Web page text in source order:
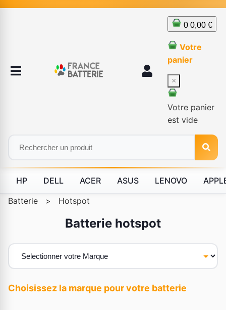
0 0,00 €
Votre
panier
×
Votre panier
est vide
HP DELL ACER ASUS LENOVO
Batterie > Hotspot
Batterie hotspot
Choisissez la marque pour votre batterie